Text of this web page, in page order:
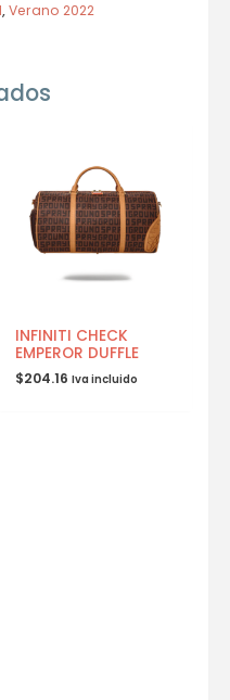
,Verano 2022
INFINITI CHECK
EMPEROR DUFFLE
$204.16 Iva incluido